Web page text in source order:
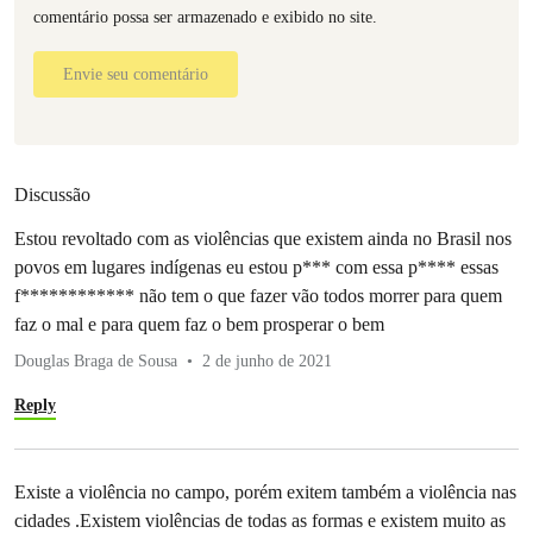
comentário possa ser armazenado e exibido no site.
Envie seu comentário
Discussão
Estou revoltado com as violências que existem ainda no Brasil nos
povos em lugares indígenas eu estou p*** com essa p**** essas
f************ não tem o que fazer vão todos morrer para quem
faz o mal e para quem faz o bem prosperar o bem
Douglas Braga de Sousa 2 de junho de 2021
Reply
Existe a violência no campo, porém exitem também a violência nas
cidades .Existem violências de todas as formas e existem muito as